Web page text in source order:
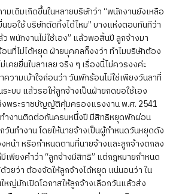
มเดิมเกิดขึ้นในหลายบริษัทว่า “พนักงานยังเหลือ
ขอใช้ บริษัทตัดทิ้งได้ไหม” บางแห่งตอบทันทีว่า
พนักงานไม่ใช้เอง” แล้วพอสิ้นปี ลูกจ้างมา
นที่ไม่ได้หยุด ฝ่ายบุคคลก็งงว่า ทำไมบริษัทต้อง
เคยยื่นใบลาเลย จริง ๆ เรื่องนี้ไม่ควรงงค่ะ
ความเข้าใจก่อนว่า วันพักร้อนไม่ใช่เพียงวันลาที่
ระบบ แล้วรอให้ลูกจ้างเป็นฝ่ายกดขอใช้เอง
งพระราชบัญญัติคุ้มครองแรงงาน พ.ศ. 2541
ำงานติดต่อกันครบหนึ่งปี มีสิทธิหยุดพักผ่อน
วันทำงาน โดยให้นายจ้างเป็นผู้กำหนดวันหยุดดัง
หน้า หรือกำหนดตามที่นายจ้างและลูกจ้างตกลง
เพียงคำว่า “ลูกจ้างมีสิทธิ” แต่กฎหมายกำหนด
วยว่า ต้องจัดให้ลูกจ้างได้หยุด แน่นอนว่า ใน
หญ่มักเปิดโอกาสให้ลูกจ้างเลือกวันแล้วส่ง